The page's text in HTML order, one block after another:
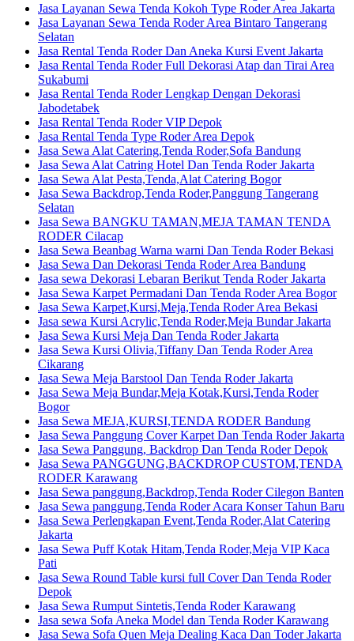
Jasa Layanan Sewa Tenda Kokoh Type Roder Area Jakarta
Jasa Layanan Sewa Tenda Roder Area Bintaro Tangerang
Selatan
Jasa Rental Tenda Roder Dan Aneka Kursi Event Jakarta
Jasa Rental Tenda Roder Full Dekorasi Atap dan Tirai Area
Sukabumi
Jasa Rental Tenda Roder Lengkap Dengan Dekorasi
Jabodetabek
Jasa Rental Tenda Roder VIP Depok
Jasa Rental Tenda Type Roder Area Depok
Jasa Sewa Alat Catering,Tenda Roder,Sofa Bandung
Jasa Sewa Alat Catring Hotel Dan Tenda Roder Jakarta
Jasa Sewa Alat Pesta,Tenda,Alat Catering Bogor
Jasa Sewa Backdrop,Tenda Roder,Panggung Tangerang
Selatan
Jasa Sewa BANGKU TAMAN,MEJA TAMAN TENDA
RODER Cilacap
Jasa Sewa Beanbag Warna warni Dan Tenda Roder Bekasi
Jasa Sewa Dan Dekorasi Tenda Roder Area Bandung
Jasa sewa Dekorasi Lebaran Berikut Tenda Roder Jakarta
Jasa Sewa Karpet Permadani Dan Tenda Roder Area Bogor
Jasa Sewa Karpet,Kursi,Meja,Tenda Roder Area Bekasi
Jasa sewa Kursi Acrylic,Tenda Roder,Meja Bundar Jakarta
Jasa Sewa Kursi Meja Dan Tenda Roder Jakarta
Jasa Sewa Kursi Olivia,Tiffany Dan Tenda Roder Area
Cikarang
Jasa Sewa Meja Barstool Dan Tenda Roder Jakarta
Jasa Sewa Meja Bundar,Meja Kotak,Kursi,Tenda Roder
Bogor
Jasa Sewa MEJA,KURSI,TENDA RODER Bandung
Jasa Sewa Panggung Cover Karpet Dan Tenda Roder Jakarta
Jasa Sewa Panggung, Backdrop Dan Tenda Roder Depok
Jasa Sewa PANGGUNG,BACKDROP CUSTOM,TENDA
RODER Karawang
Jasa Sewa panggung,Backdrop,Tenda Roder Cilegon Banten
Jasa Sewa panggung,Tenda Roder Acara Konser Tahun Baru
Jasa Sewa Perlengkapan Event,Tenda Roder,Alat Catering
Jakarta
Jasa Sewa Puff Kotak Hitam,Tenda Roder,Meja VIP Kaca
Pati
Jasa Sewa Round Table kursi full Cover Dan Tenda Roder
Depok
Jasa Sewa Rumput Sintetis,Tenda Roder Karawang
Jasa sewa Sofa Aneka Model dan Tenda Roder Karawang
Jasa Sewa Sofa Quen Meja Dealing Kaca Dan Toder Jakarta